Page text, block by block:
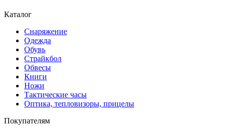
Каталог
Снаряжение
Одежда
Обувь
Страйкбол
Обвесы
Книги
Ножи
Тактические часы
Оптика, тепловизоры, прицелы
Покупателям